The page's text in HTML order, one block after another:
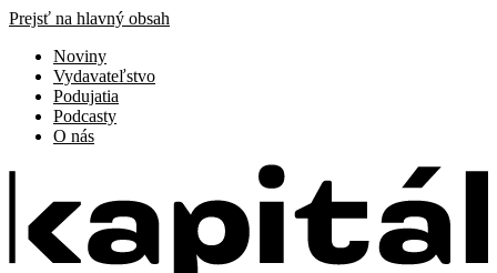
Prejsť na hlavný obsah
Noviny
Vydavateľstvo
Podujatia
Podcasty
O nás